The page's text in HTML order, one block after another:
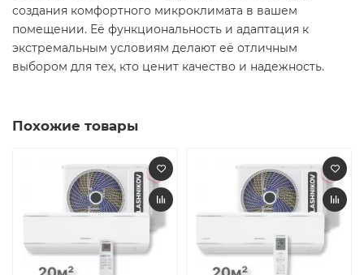
создания комфортного микроклимата в вашем
помещении. Её функциональность и адаптация к
экстремальным условиям делают её отличным
выбором для тех, кто ценит качество и надежность.​
Похожие товары